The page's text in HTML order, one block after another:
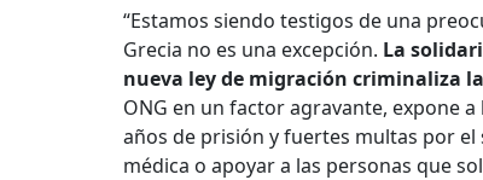
“Estamos siendo testigos de una
Grecia no es una excepción. La
nueva ley de migración criminaliza
ONG en un factor agravante, expone
años de prisión y fuertes multas por
médica o apoyar a las personas que